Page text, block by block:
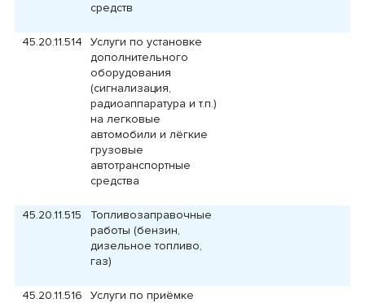
средств
45.20.11.514
Услуги по установке
дополнительного
оборудования
(сигнализация,
радиоаппаратура и т.п.)
на легковые
автомобили и лёгкие
грузовые
автотранспортные
средства
45.20.11.515
Топливозаправочные
работы (бензин,
дизельное топливо,
газ)
45.20.11.516
Услуги по приёмке